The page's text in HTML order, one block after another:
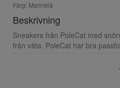
Färg: Marinblå
Beskrivning
Sneakers från PoleCat med
från väta. PoleCat har bra